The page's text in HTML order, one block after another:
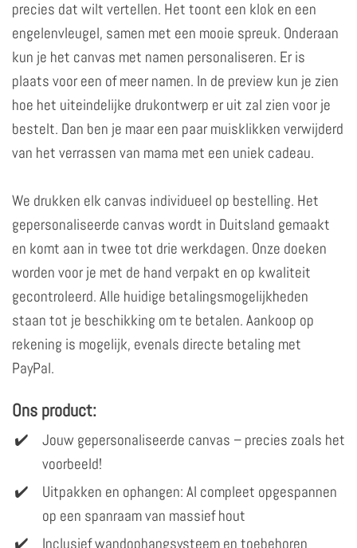
precies dat wilt vertellen. Het toont een klok en een
engelenvleugel, samen met een mooie spreuk. Onderaan
kun je het canvas met namen personaliseren. Er is
plaats voor een of meer namen. In de preview kun je zien
hoe het uiteindelijke drukontwerp er uit zal zien voor je
bestelt. Dan ben je maar een paar muisklikken verwijderd
van het verrassen van mama met een uniek cadeau.
We drukken elk canvas individueel op bestelling. Het
gepersonaliseerde canvas wordt in Duitsland gemaakt
en komt aan in twee tot drie werkdagen. Onze doeken
worden voor je met de hand verpakt en op kwaliteit
gecontroleerd. Alle huidige betalingsmogelijkheden
staan tot je beschikking om te betalen. Aankoop op
rekening is mogelijk, evenals directe betaling met
PayPal.
Ons product:
Jouw gepersonaliseerde canvas – precies zoals het
voorbeeld!
Uitpakken en ophangen: Al compleet opgespannen
op een spanraam van massief hout
Inclusief wandophangsysteem en toebehoren